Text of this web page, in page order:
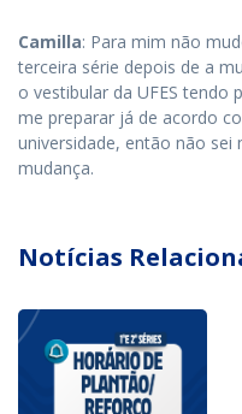
Camilla: Para mim não
terceira série depois de a
o vestibular da UFES tendo
me preparar já de acordo
universidade, então não sei
mudança.
Notícias